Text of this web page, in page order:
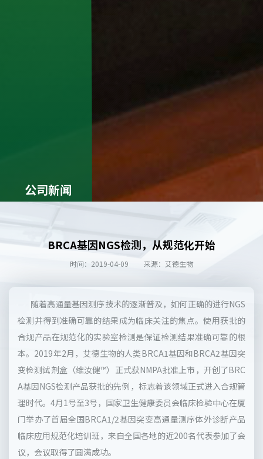
公司新闻
BRCA基因NGS检测，从规范化开始
时间：2019-04-09 来源：艾德生物
随着高通量基因测序技术的逐渐普及，如何正确的进行NGS
检测并得到准确可靠的结果成为临床关注的焦点。使用获批的
合规产品在规范化的实验室检测是保证检测结果准确可靠的根
本。2019年2月，艾德生物的人类BRCA1基因和BRCA2基因突
变检测试剂盒（维汝健™）正式获NMPA批准上市，开创了BRC
A基因NGS检测产品获批的先例，标志着该领域正式进入合规管
理时代。4月1号至3号，国家卫生健康委员会临床检验中心在厦
门举办了首届全国BRCA1/2基因突变高通量测序体外诊断产品
临床应用规范化培训班，来自全国各地的近200名代表参加了会
议，会议取得了圆满成功。